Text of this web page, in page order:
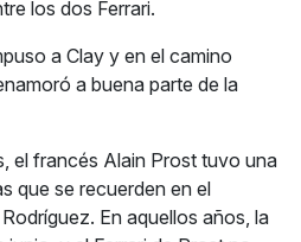
los dos Ferrari.
a Clay y en el camino
a buena parte de la
el francés Alain Prost tuvo una
que se recuerden en el
En aquellos años, la